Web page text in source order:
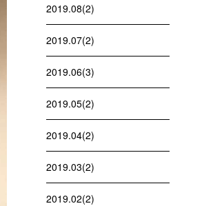
2019.08(2)
2019.07(2)
2019.06(3)
2019.05(2)
2019.04(2)
2019.03(2)
2019.02(2)